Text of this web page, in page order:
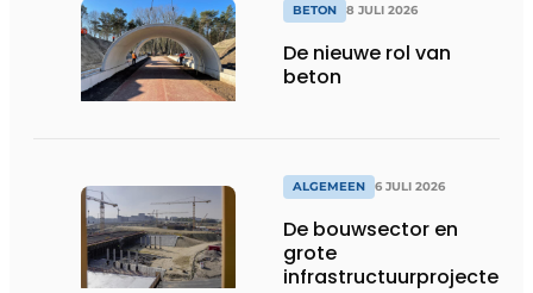
BETON 8 JULI 2026
De nieuwe rol van
beton
ALGEMEEN 6 JULI 2026
De bouwsector en
grote
infrastructuurprojecten